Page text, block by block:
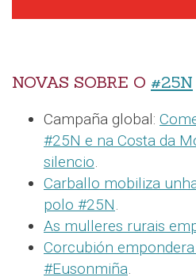
NOVAS SOBRE O #25N
Campaña global:
#25N e na Costa da
silencio.
Carballo mobiliza
polo #25N.
As mulleres rurais
Corcubión
#Eusonmiña.